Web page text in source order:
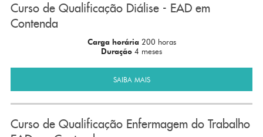
Curso de Qualificação Diálise - EAD em
Contenda
Carga horária 200 horas
Duração 4 meses
SAIBA MAIS
Curso de Qualificação Enfermagem do Trabalho